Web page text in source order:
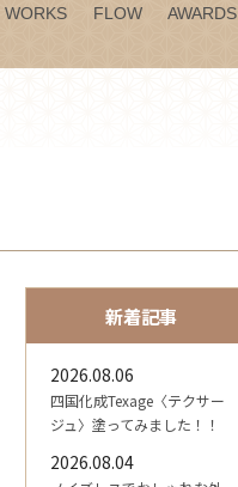
WORKS FLOW AWARDS
新着記事
2026.08.06
四国化成Texage〈テクサー
ジュ〉塗ってみました！！
2026.08.04